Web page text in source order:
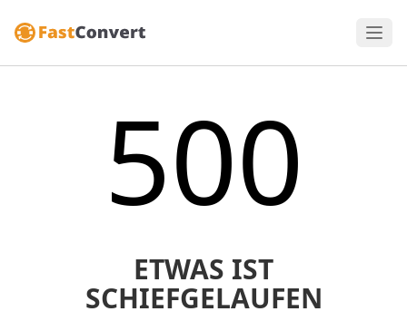
500
ETWAS IST
SCHIEFGELAUFEN